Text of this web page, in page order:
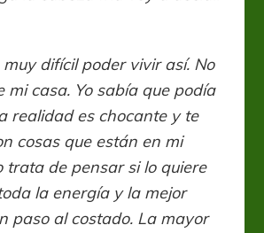
muy difícil poder vivir así. No
mi casa. Yo sabía que podía
realidad es chocante y te
cosas que están en mi
trata de pensar si lo quiere
la energía y la mejor
paso al costado. La mayor